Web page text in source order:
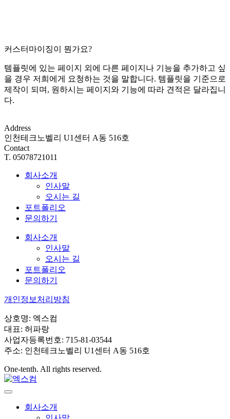
커스터마이징이 뭔가요?
템플릿에 있는 페이지 외에 다른 페이지나 기능을 추가하고 싶
을 경우 저희에게 요청하는 것을 말합니다. 템플릿을 기준으로
제작이 되며, 원하시는 페이지와 기능에 따라 견적은 달라집니
다.
Address
인천테크노벨리 U1센터 A동 516호
Contact
T. 05078721011
회사소개
인사말
오시는 길
포트폴리오
문의하기
회사소개
인사말
오시는 길
포트폴리오
문의하기
개인정보처리방침
상호명: 엑스컴
대표: 허파랑
사업자등록번호: 715-81-03544
주소: 인천테크노벨리 U1센터 A동 516호
One-tenth. All rights reserved.
회사소개